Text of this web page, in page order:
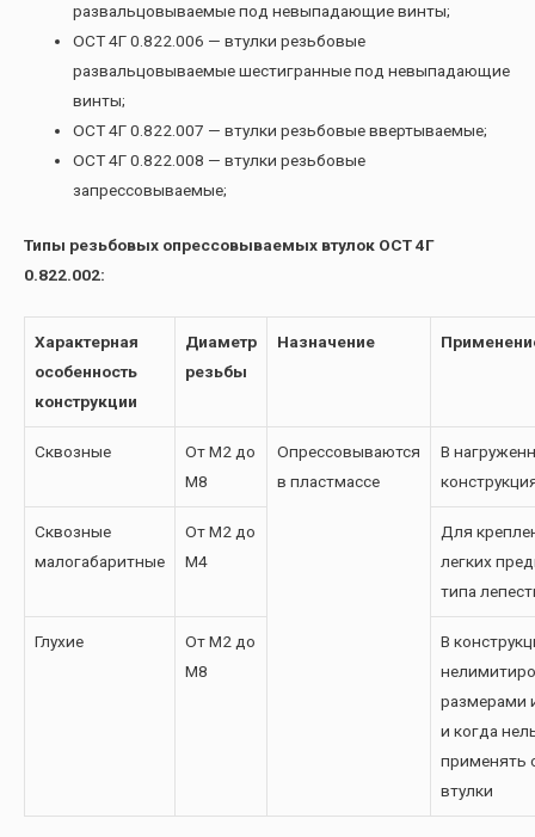
развальцовываемые под невыпадающие винты;
ОСТ 4Г 0.822.006 — втулки резьбовые
развальцовываемые шестигранные под невыпадающие
винты;
ОСТ 4Г 0.822.007 — втулки резьбовые ввертываемые;
ОСТ 4Г 0.822.008 — втулки резьбовые
запрессовываемые;
Типы резьбовых опрессовываемых втулок ОСТ 4Г
0.822.002:
Характерная
особенность
конструкции
Диаметр
резьбы
Назначение
Сквозные
От М2 до
М8
Опрессовываются
в пластмассе
В
Сквозные
малогабаритные
От М2 до
М4
Для
легких
типа
Глухие
От М2 до
М8
В
размерами
и когда
применять
втулки